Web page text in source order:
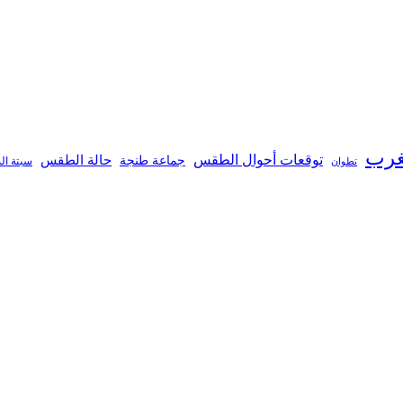
تطوان توقعات أحوال الطقس جماعة طنجة حالة الطقس سبتة